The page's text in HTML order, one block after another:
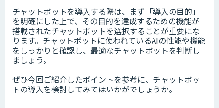
チャットボットを導入する際は、まず「導入の目的」
を明確にした上で、その目的を達成するための機能が
搭載されたチャットボットを選択することが重要にな
ります。チャットボットに使われているAIの性能や機能
をしっかりと確認し、最適なチャットボットを判断し
ましょう。
ぜひ今回ご紹介したポイントを参考に、チャットボッ
トの導入を検討してみてはいかがでしょうか。